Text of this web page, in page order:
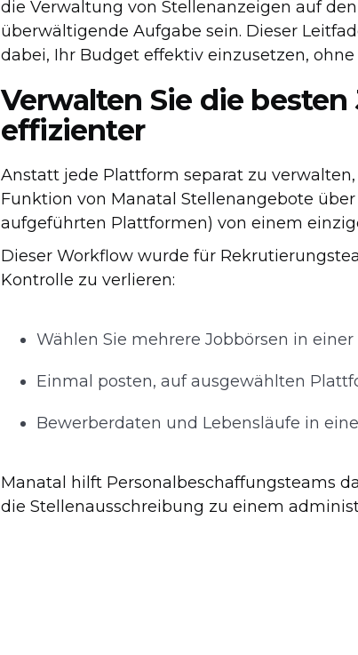
die Verwaltung von Stellenanzeigen auf
überwältigende Aufgabe sein. Dieser
dabei, Ihr Budget effektiv einzusetzen,
Verwalten Sie die
effizienter
Anstatt jede Plattform separat zu
Funktion von Manatal Stellenangebote
aufgeführten Plattformen) von einem
Dieser Workflow wurde für
Kontrolle zu verlieren:
Wählen Sie mehrere Jobbörsen in
Einmal posten, auf ausgewählten
Bewerberdaten und Lebensläufe in
Manatal hilft Personalbeschaffungsteams
die Stellenausschreibung zu einem